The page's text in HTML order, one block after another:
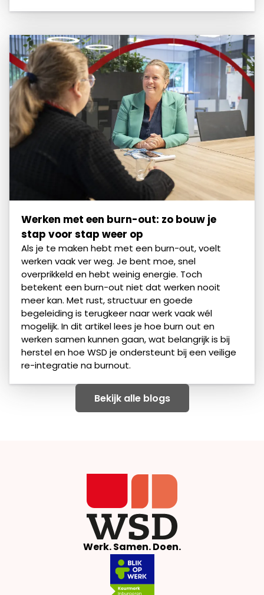
Werken met een burn-out: zo bouw je
stap voor stap weer op
Als je te maken hebt met een burn-out, voelt
werken vaak ver weg. Je bent moe, snel
overprikkeld en hebt weinig energie. Toch
betekent een burn-out niet dat werken nooit
meer kan. Met rust, structuur en goede
begeleiding is terugkeer naar werk vaak wél
mogelijk. In dit artikel lees je hoe burn out en
werken samen kunnen gaan, wat belangrijk is bij
herstel en hoe WSD je ondersteunt bij een veilige
re-integratie na burnout.
Bekijk alle blogs
Werk. Samen. Doen.